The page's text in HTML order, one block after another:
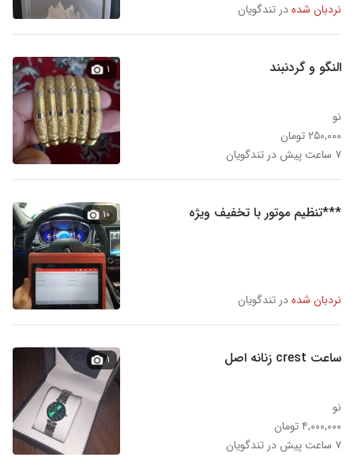
نردبان شدهدر تندگویان
النگو و گردنبند
نو
۲۵۰,۰۰۰ تومان
۷ ساعت پیش در تندگویان
۱
***تنظیم موتور با تخفیف ویژه
نردبان شدهدر تندگویان
۱۰
ساعت crest زنانه اصل
نو
۴,۰۰۰,۰۰۰ تومان
۷ ساعت پیش در تندگویان
۱